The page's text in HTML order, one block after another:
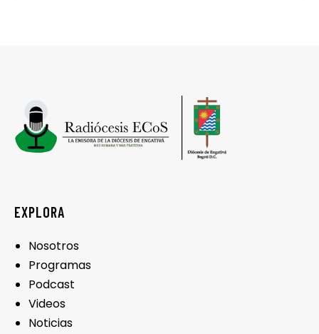
EXPLORA
Nosotros
Programas
Podcast
Videos
Noticias